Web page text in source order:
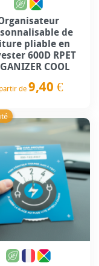
de
pliable en
600D RPET
COOL
de 9,40 €